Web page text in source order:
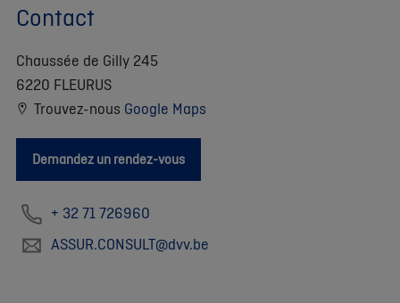
Contact
Chaussée de Gilly 245
6220 FLEURUS
Trouvez-nous Google Maps
Demandez un rendez-vous
+ 32 71 726960
ASSUR.CONSULT@dvv.be